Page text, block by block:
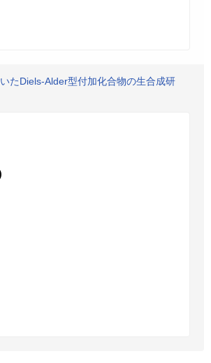
たDiels-Alder型付加化合物の生合成研